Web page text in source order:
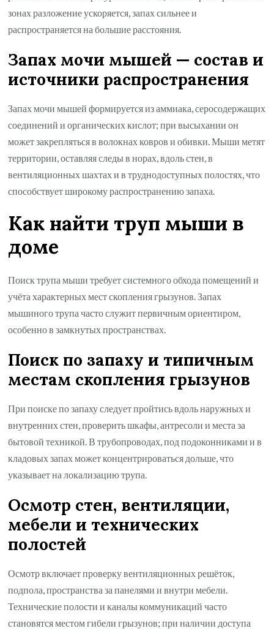
зонах разложение ускоряется, запах сильнее и
распространяется на большие расстояния.
Запах мочи мышей — состав и
источники распространения
Запах мочи мышей формируется из аммиака, серосодержащих
соединений и органических кислот; при высыхании он
может закрепляться в волокнах ковров и обивки. Мыши метят
территории, оставляя следы в норах, вдоль стен, в
вентиляционных шахтах и в труднодоступных полостях, что
способствует широкому распространению запаха.
Как найти труп мыши в
доме
Поиск трупа мыши требует системного обхода помещений и
учёта характерных мест скопления грызунов. Запах
мышиного трупа часто служит первичным ориентиром,
особенно в замкнутых пространствах.
Поиск по запаху и типичным
местам скопления грызунов
При поиске по запаху следует пройтись вдоль наружных и
внутренних стен, проверить шкафы, антресоли и места за
бытовой техникой. В трубопроводах, под подоконниками и в
кладовых запах может концентрироваться дольше, что
указывает на локализацию трупа.
Осмотр стен, вентиляции,
мебели и технических
полостей
Осмотр включает проверку вентиляционных решёток,
подпола, пространства за панелями и внутри мебели.
Технические полости и каналы коммуникаций часто
становятся местом гибели грызунов; при наличии доступа